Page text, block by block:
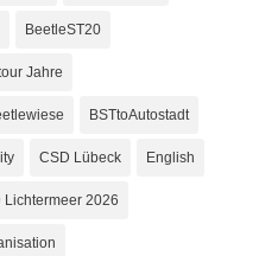
BeetleST20
Jahre
BSTtoAutostadt
CSD Lübeck English
Lichtermeer 2026